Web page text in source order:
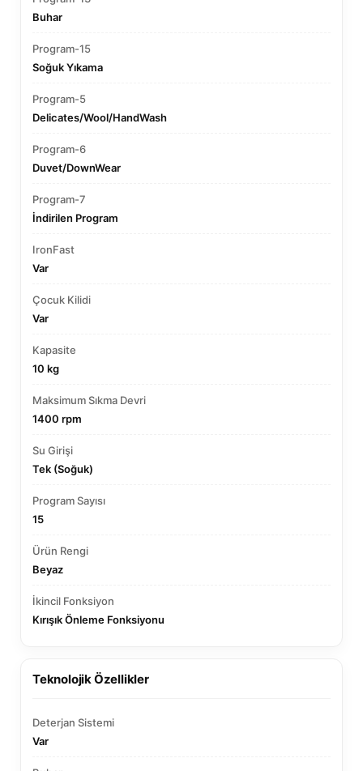
Buhar
Program-15
Soğuk Yıkama
Program-5
Delicates/Wool/HandWash
Program-6
Duvet/DownWear
Program-7
İndirilen Program
IronFast
Var
Çocuk Kilidi
Var
Kapasite
10 kg
Maksimum Sıkma Devri
1400 rpm
Su Girişi
Tek (Soğuk)
Program Sayısı
15
Ürün Rengi
Beyaz
İkincil Fonksiyon
Kırışık Önleme Fonksiyonu
Teknolojik Özellikler
Deterjan Sistemi
Var